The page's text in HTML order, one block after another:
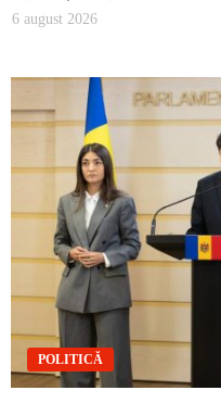
6 august 2026
POLITICĂ